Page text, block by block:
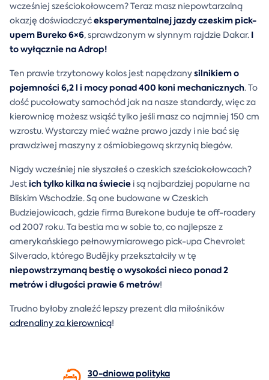
wcześniej sześciokołowcem? Teraz masz niepowtarzalną
okazję doświadczyćeksperymentalnej jazdy czeskim pick-
upem Bureko 6×6, sprawdzonym w słynnym rajdzie Dakar. I
to wyłącznie na Adrop!
Ten prawie trzytonowy kolos jest napędzanysilnikiem o
pojemności 6,2 l i mocy ponad 400 koni mechanicznych. To
dość pucołowaty samochód jak na nasze standardy, więc za
kierownicę możesz wsiąść tylko jeśli masz co najmniej 150 cm
wzrostu. Wystarczy mieć ważne prawo jazdy i nie bać się
prawdziwej maszyny z ośmiobiegową skrzynią biegów.
Nigdy wcześniej nie słyszałeś o czeskich sześciokołowcach?
Jestich tylko kilka na świeciei są najbardziej popularne na
Bliskim Wschodzie. Są one budowane w Czeskich
Budziejowicach, gdzie firma Burekone buduje te off-roadery
od 2007 roku. Ta bestia ma w sobie to, co najlepsze z
amerykańskiego pełnowymiarowego pick-upa Chevrolet
Silverado, którego Budějky przekształciły w tę
niepowstrzymaną bestię o wysokości nieco ponad 2
metrów i długości prawie 6 metrów!
Trudno byłoby znaleźć lepszy prezent dla miłośników
adrenaliny za kierownicą!
30-dniowa polityka